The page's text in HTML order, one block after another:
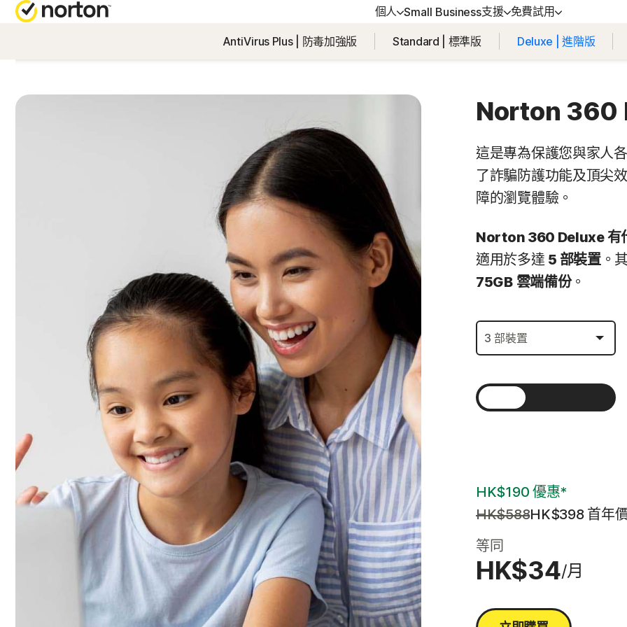
個人
全方位方案
Norton 360 Premium │ 諾頓 360 專
Norton 360 Deluxe │ 諾頓 360 進階
Norton 360 Standard │ 諾頓 360 入
門版
Norton 360 for Gamers | 諾頓 360
電競版
裝置安全
強版
Android™ 適用的 Norton
Security
iOS™ 適用的 Norton
所有產品和服務
Small Business支援
取得協助
客戶支援
學習
免費試用
免費試用
AntiVirus Plus | 防毒加強版 Standard | 標準版 Deluxe | 進階版
Norton 360
這是專為保護您與家人
了詐騙防護功能及頂尖
障的瀏覽體驗。
Norton 360 Deluxe 有
適用於多達 5 部裝置。
75GB 雲端備份。
HK$190 優惠*
HK$588HK$398 首年
等同
HK$34/月